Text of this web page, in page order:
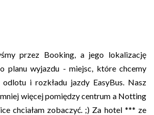
przez Booking, a jego lokalizację
planu wyjazdu - miejsc, które chcemy
i rozkładu jazdy EasyBus. Nasz
więcej pomiędzy centrum a Notting
chciałam zobaczyć. ;) Za hotel *** ze